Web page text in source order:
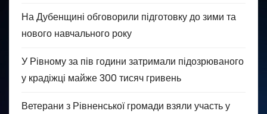
На Дубенщині обговорили підготовку до зими та
нового навчального року
У Рівному за пів години затримали підозрюваного
у крадіжці майже 300 тисяч гривень
Ветерани з Рівненської громади взяли участь у